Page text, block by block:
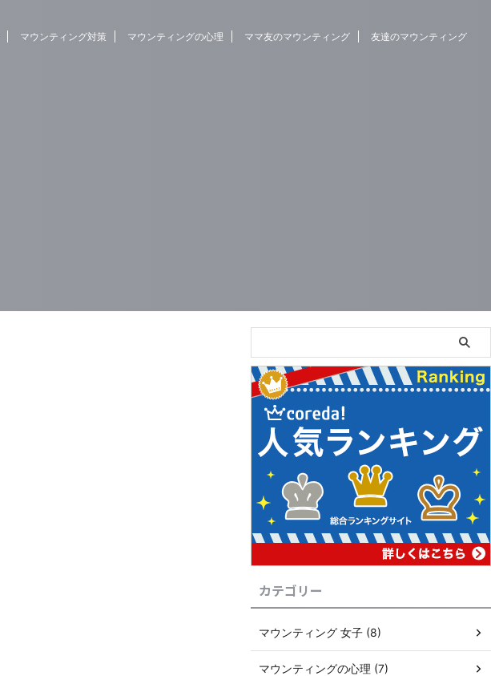
マウンティング対策 マウンティングの心理 ママ友のマウンティング 友達のマウンティング
カテゴリー
マウンティング 女子 (8)
マウンティングの心理 (7)